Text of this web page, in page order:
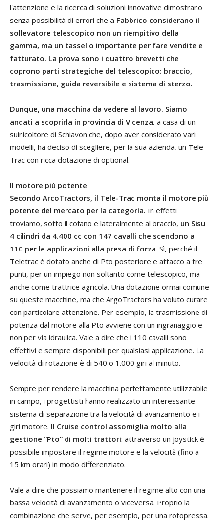
l'attenzione e la ricerca di soluzioni innovative dimostrano
senza possibilità di errori che a Fabbrico considerano il
sollevatore telescopico non un riempitivo della
gamma, ma un tassello importante per fare vendite e
fatturato. La prova sono i quattro brevetti che
coprono parti strategiche del telescopico: braccio,
trasmissione, guida reversibile e sistema di sterzo.
Dunque, una macchina da vedere al lavoro. Siamo
andati a scoprirla in provincia di Vicenza, a casa di un
suinicoltore di Schiavon che, dopo aver considerato vari
modelli, ha deciso di scegliere, per la sua azienda, un Tele-
Trac con ricca dotazione di optional.
Il motore più potente
Secondo ArcoTractors, il Tele-Trac monta il motore più
potente del mercato per la categoria. In effetti
troviamo, sotto il cofano e lateralmente al braccio, un Sisu
4 cilindri da 4.400 cc con 147 cavalli che scendono a
110 per le applicazioni alla presa di forza. Sì, perché il
Teletrac è dotato anche di Pto posteriore e attacco a tre
punti, per un impiego non soltanto come telescopico, ma
anche come trattrice agricola. Una dotazione ormai comune
su queste macchine, ma che ArgoTractors ha voluto curare
con particolare attenzione. Per esempio, la trasmissione di
potenza dal motore alla Pto avviene con un ingranaggio e
non per via idraulica. Vale a dire che i 110 cavalli sono
effettivi e sempre disponibili per qualsiasi applicazione. La
velocità di rotazione è di 540 o 1.000 giri al minuto.
Sempre per rendere la macchina perfettamente utilizzabile
in campo, i progettisti hanno realizzato un interessante
sistema di separazione tra la velocità di avanzamento e i
giri motore. Il Cruise control assomiglia molto alla
gestione “Pto” di molti trattori: attraverso un joystick è
possibile impostare il regime motore e la velocità (fino a
15 km orari) in modo differenziato.
Vale a dire che possiamo mantenere il regime alto con una
bassa velocità di avanzamento o viceversa. Proprio la
combinazione che serve, per esempio, per una rotopressa.